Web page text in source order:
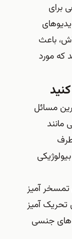
برای
باعث
مورد
مسائل
آمیز
آمیز
های جنسی